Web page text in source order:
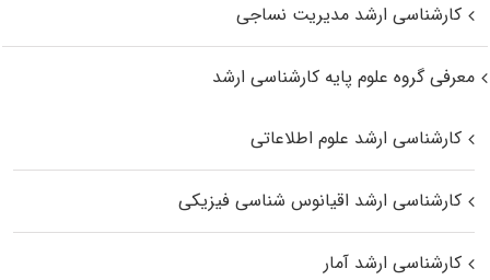
کارشناسی ارشد مدیریت نساجی
معرفی گروه علوم پایه کارشناسی ارشد
کارشناسی ارشد علوم اطلاعاتی
کارشناسی ارشد اقیانوس‌ شناسی فیزیکی
کارشناسی ارشد آمار